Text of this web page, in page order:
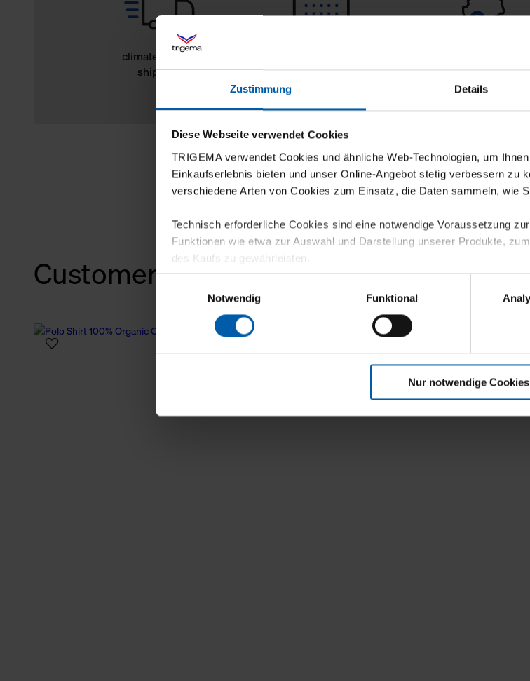
Zustimmung Details
Diese Webseite verwendet Cookies
TRIGEMA verwendet Cookies und ähnliche Web-Technologien, um
Einkaufserlebnis bieten und unser Online-Angebot stetig verbessern zu
verschiedene Arten von Cookies zum Einsatz, die Daten sammeln, wie
Technisch erforderliche Cookies sind eine notwendige Voraussetzung
Funktionen wie etwa zur Auswahl und Darstellung unserer Produkte,
des Kaufs zu gewährleisten.
Für die Darstellung personalisierter Angebote, Anzeigen und Inhalte
sowie für Marketing-, Statistik- und Tracking-Zwecke zur Analyse und
personenbezogene Informationen. Diese übermitteln wir in
Klicken Sie auf "Alle erlauben", damit wir alle Cookies und Web-
verwenden dürfen. Über die jeweiligen Schaltflächen können Sie die
Notwendig
Funktional
Nur notwendige Cookies
climate-neutral
shipping
Burladingen
Customers also bought